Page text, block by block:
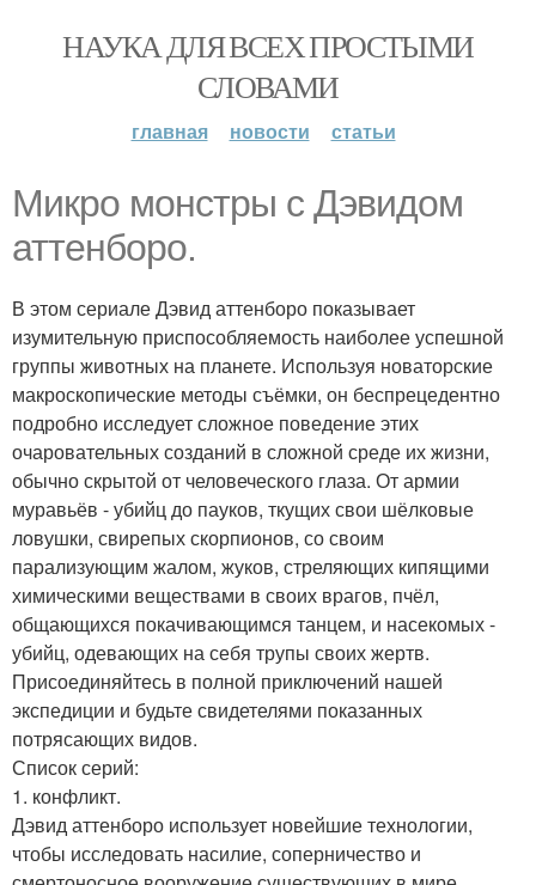
НАУКА ДЛЯ ВСЕХ ПРОСТЫМИ
СЛОВАМИ
главная новости статьи
Микро монстры с Дэвидом
аттенборо.
В этом сериале Дэвид аттенборо показывает
изумительную приспособляемость наиболее успешной
группы животных на планете. Используя новаторские
макроскопические методы съёмки, он беспрецедентно
подробно исследует сложное поведение этих
очаровательных созданий в сложной среде их жизни,
обычно скрытой от человеческого глаза. От армии
муравьёв - убийц до пауков, ткущих свои шёлковые
ловушки, свирепых скорпионов, со своим
парализующим жалом, жуков, стреляющих кипящими
химическими веществами в своих врагов, пчёл,
общающихся покачивающимся танцем, и насекомых -
убийц, одевающих на себя трупы своих жертв.
Присоединяйтесь в полной приключений нашей
экспедиции и будьте свидетелями показанных
потрясающих видов.
Список серий:
1. конфликт.
Дэвид аттенборо использует новейшие технологии,
чтобы исследовать насилие, соперничество и